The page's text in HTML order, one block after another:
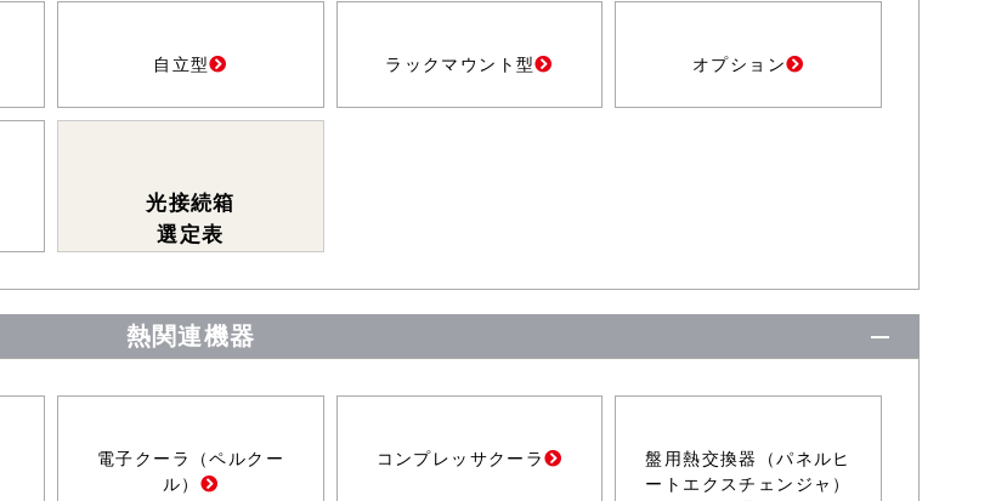
自立型 ラックマウント型 オプション
光接続箱
選定表
熱関連機器
電子クーラ（ペルクー
ル）
コンプレッサクーラ
盤用熱交換器（パネルヒ
ートエクスチェンジャ）